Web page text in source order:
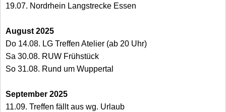
19.07. Nordrhein Langstrecke Essen
August 2025
Do 14.08. LG Treffen Atelier (ab 20 Uhr)
Sa 30.08. RUW Frühstück
So 31.08. Rund um Wuppertal
September 2025
11.09. Treffen fällt aus wg. Urlaub